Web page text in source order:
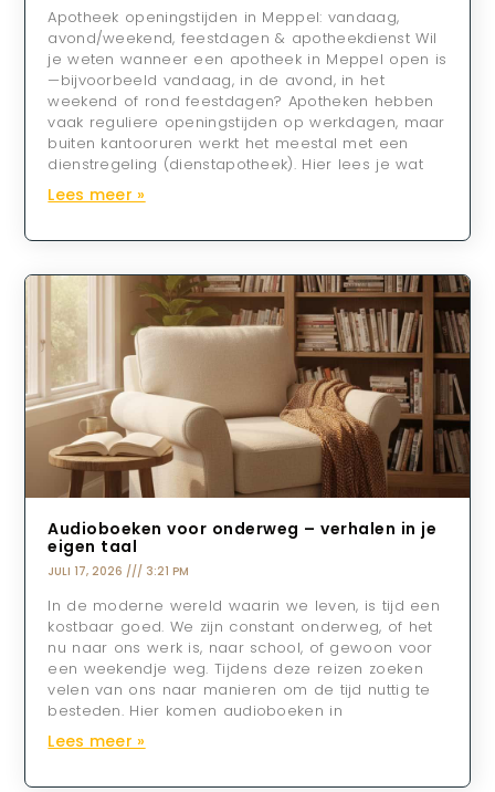
Apotheek openingstijden in Meppel: vandaag,
avond/weekend, feestdagen & apotheekdienst Wil
je weten wanneer een apotheek in Meppel open is
—bijvoorbeeld vandaag, in de avond, in het
weekend of rond feestdagen? Apotheken hebben
vaak reguliere openingstijden op werkdagen, maar
buiten kantooruren werkt het meestal met een
dienstregeling (dienstapotheek). Hier lees je wat
Lees meer »
Audioboeken voor onderweg – verhalen in je
eigen taal
JULI 17, 2026 3:21 PM
In de moderne wereld waarin we leven, is tijd een
kostbaar goed. We zijn constant onderweg, of het
nu naar ons werk is, naar school, of gewoon voor
een weekendje weg. Tijdens deze reizen zoeken
velen van ons naar manieren om de tijd nuttig te
besteden. Hier komen audioboeken in
Lees meer »